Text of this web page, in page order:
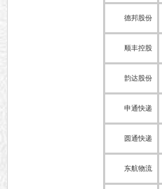
德邦股份
顺丰控股
韵达股份
申通快递
圆通快递
东航物流